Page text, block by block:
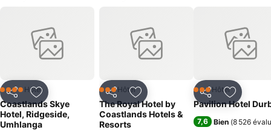
PartagerAjouter à mes favoris
4 ÉtoilesHôtel
Coastlands Skye
Hotel, Ridgeside,
Umhlanga
PartagerAjouter à mes favoris
3 ÉtoilesHôtel
The Royal Hotel by
Coastlands Hotels &
Resorts
PartagerAjouter
3 ÉtoilesHôtel
Pavilion Hotel
7,6 Bien (8 526